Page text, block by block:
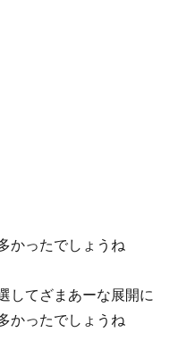
かったでしょうね
してざまあーな展開に
かったでしょうね